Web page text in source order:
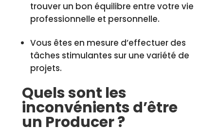
trouver un bon équilibre entre votre vie
professionnelle et personnelle.
Vous êtes en mesure d’effectuer des
tâches stimulantes sur une variété de
projets.
Quels sont les
inconvénients d’être
un Producer ?